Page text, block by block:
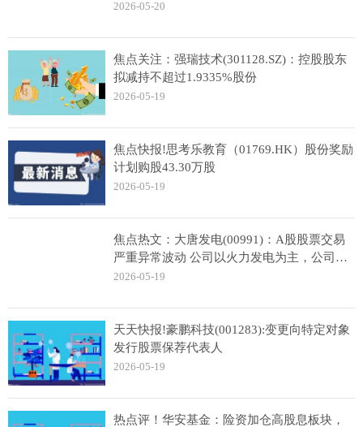
2026-05-20
焦点关注：强瑞技术(301128.SZ)：控股股东
拟减持不超过1.9335%股份
2026-05-19
焦点快报!思考乐教育（01769.HK）股份奖励
计划购股43.30万股
2026-05-19
焦点热文：大唐发电(00991)：A股股票交易
严重异常波动 公司以火力发电为主，公司尚
无已投运算电协同项目
2026-05-19
天天快报!豪鹏科技(001283):变更向特定对象
发行股票保荐代表人
2026-05-19
热点评！华安基金：险资加仓高股息板块，